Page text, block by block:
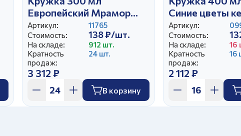
Европейский Мрамор
Мята
Артикул:
11765
Стоимость:
138 ₽/шт.
На складе:
912 шт.
Кратность
продаж:
24 шт.
3 312 ₽
В корзину
Синие цветы
Артикул:
Стоимость:
На складе:
16
Кратность
продаж:
16
2 112 ₽